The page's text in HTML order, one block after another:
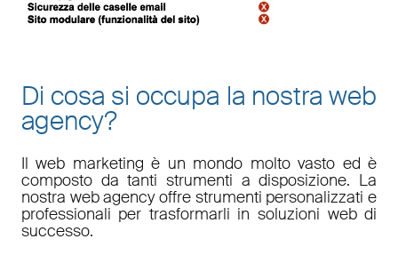
Di cosa si occupa la nostra web
agency?
Ilweb marketing è un mondo molto vasto ed è
composto da tanti strumenti a disposizione. La
nostra web agencyoffre strumenti personalizzati e
professionali per trasformarli in soluzioni web di
successo.